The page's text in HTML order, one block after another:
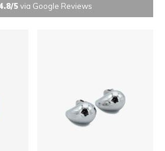
5via Google Reviews